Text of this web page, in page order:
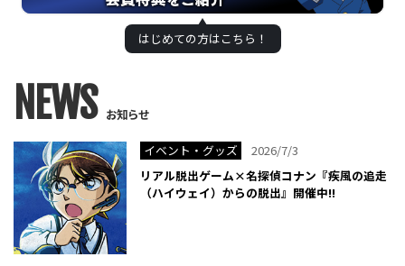
はじめての方はこちら！
NEWS お知らせ
イベント・グッズ
2026/7/3
リアル脱出ゲーム×名探偵コナン『疾風の追走
（ハイウェイ）からの脱出』開催中!!